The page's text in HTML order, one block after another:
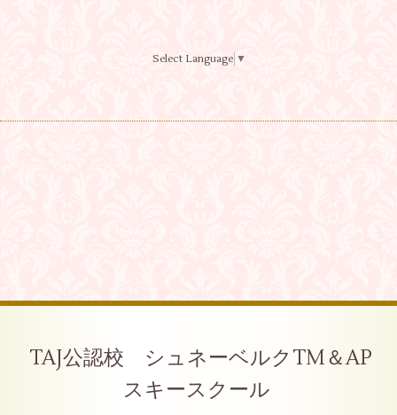
Select Language ▼
TAJ公認校 シュネーベルクTM＆AP
スキースクール